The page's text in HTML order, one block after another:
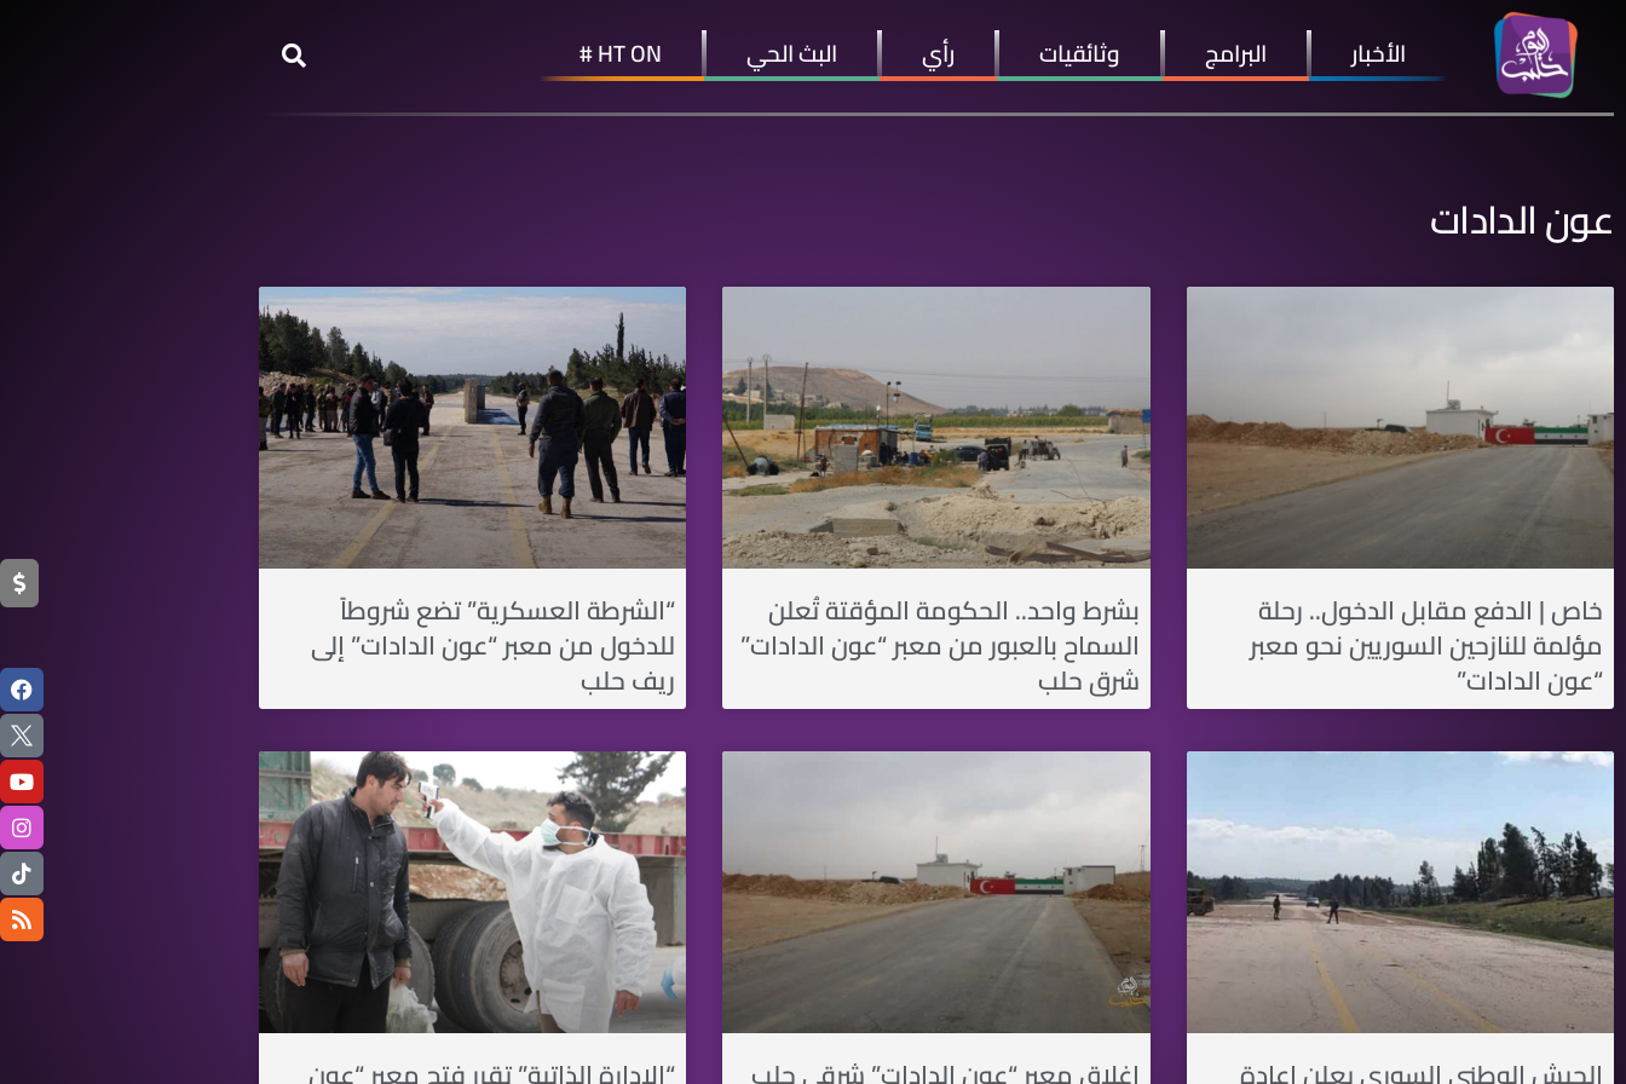
الأخبار البرامج وثائقيات رأي البث الحي HT ON #
عون الدادات
خاص | الدفع مقابل الدخول.. رحلة
مؤلمة للنازحين السوريين نحو معبر
“عون الدادات”
بشرط واحد.. الحكومة المؤقتة تُعلن
السماح بالعبور من معبر “عون الدادات”
شرق حلب
“الشرطة العسكرية” تضع شروطاً
للدخول من معبر “عون الدادات” إلى
ريف حلب